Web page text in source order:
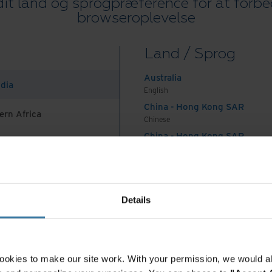
Details
to make our site work. With your permission, we would
browseroplevelse
Africa
And Turkey
Land / Sprog
Australia
English
China - Hong Kong SAR
Chinese
China - Hong Kong SAR
India
English
Indonesia
Indonesian
arkiver. Det indebærer at identificere hvilke
opbevaret, og om der er potentielle risici i
Ved at analysere arkiverne i et tidligt stadie
udfordringer, og bliver i stand til at planlægge,
overblik over arkiverne i begge virksomheder.
anvendte systemer, lagringsløsninger og
de bedst kan integreres. En struktureret
at beslutte, hvad der skal bevares,
optimere arkivhåndteringen på er ved at fjerne
virksomheder har gamle eller irrelevante
og fysisk plads. Ved at eliminere dubletter,